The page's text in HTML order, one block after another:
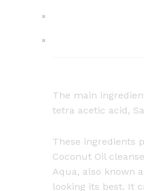
The main
tetra acetic acid,
These ingredients
Coconut Oil
Aqua, also known
looking its best. It